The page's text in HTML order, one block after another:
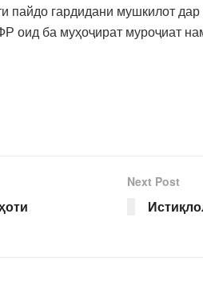
пайдо гардидани мушкилот
оид ба муҳоҷират муроҷиат
Next Post